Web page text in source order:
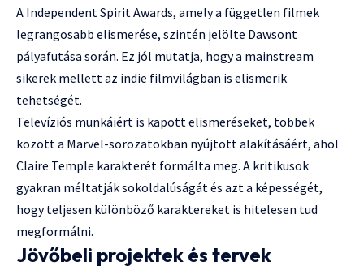
A Independent Spirit Awards, amely a független filmek
legrangosabb elismerése, szintén jelölte Dawsont
pályafutása során. Ez jól mutatja, hogy a mainstream
sikerek mellett az indie filmvilágban is elismerik
tehetségét.
Televíziós munkáiért is kapott elismeréseket, többek
között a Marvel-sorozatokban nyújtott alakításáért, ahol
Claire Temple karakterét formálta meg. A kritikusok
gyakran méltatják sokoldalúságát és azt a képességét,
hogy teljesen különböző karaktereket is hitelesen tud
megformálni.
Jövőbeli projektek és tervek